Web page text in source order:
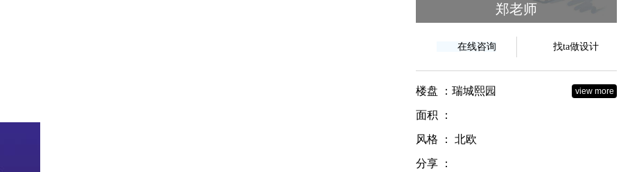
郑老师
在线咨询 找ta做设计
楼盘 ：瑞城熙园 view more
面积 ：
风格 ： 北欧
分享 ：